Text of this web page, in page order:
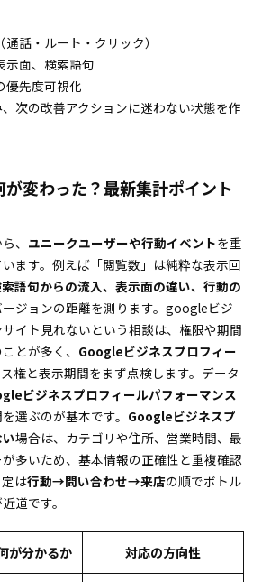
ロフィールインサイトのデータをダ
数店舗を徹底比較
らファイル編集まで一発マスター
！Googleビジネスプロフィールイン
界で効果倍増する注目ポイント
て集客成果を見抜く！
値ズレはなぜ起きる？違いと使い分け
告と投稿の相乗効果をチェックする方
プロフィールインサイト運用で絶対に
意点
ネスプロフィールでやってはいけない
映されない時に見直すべきポイント
プロフィールインサイトのよくある質
見れない時の「困った！」を解決す
通話・ルート・クリック）
示面、検索語句
優先度可視化
次の改善アクションに迷わない状態を作
変わった？最新集計ポイント
、 ユニークユーザーや行動イベントを重
ます。例えば「閲覧数」は純粋な表示回
語句からの流入、表示面の違い、行動の
ジョンの距離を測ります。googleビジ
イト見れないという相談は、権限や期間
とが多く、 Googleビジネスプロフィー
権と表示期間をまず点検します。データ
ビジネスプロフィールパフォーマンス
選ぶのが基本です。 Googleビジネスプ
場合は、カテゴリや住所、営業時間、最
多いため、基本情報の正確性と重複確認
は行動→問い合わせ→来店の順でボトル
道です。
が分かるか 対応の方向性